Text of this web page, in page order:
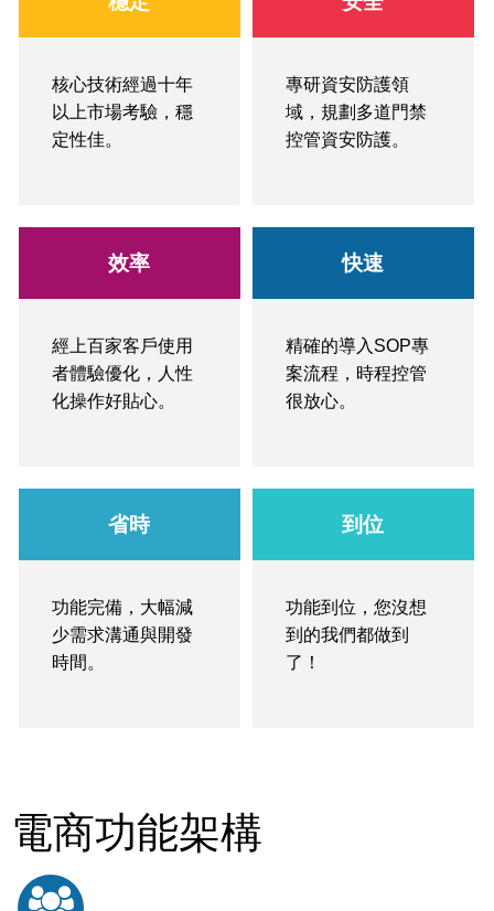
核心技術經過十年
以上市場考驗，穩
定性佳。
專研資安防護領
域，規劃多道門禁
控管資安防護。
效率
經上百家客戶使用
者體驗優化，人性
化操作好貼心。
快速
精確的導入SOP專
案流程，時程控管
很放心。
省時
功能完備，大幅減
少需求溝通與開發
時間。
到位
功能到位，您沒想
到的我們都做到
了！
電商功能架構